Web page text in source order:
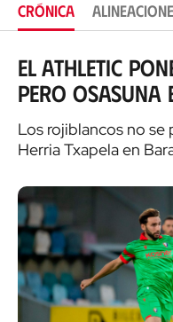
CRÓNICA
El Athletic
pero
Los rojiblancos no se
Herria Txapela en